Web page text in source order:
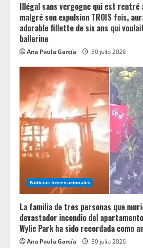
n
g
Illégal sans vergogne qui est rentré
malgré son expulsion TROIS fois,
adorable fillette de six ans qui
ballerine
Ana Paula García 30 julio 2026
Noticias Internacionales
La familia de tres personas que
devastador incendio del
Wylie Park ha sido recordada como
Ana Paula García 30 julio 2026